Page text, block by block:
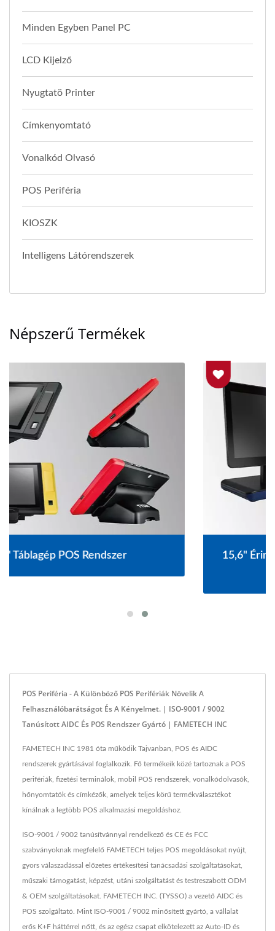
Minden Egyben Panel PC
LCD Kijelző
Nyugtatö Printer
Címkenyomtató
Vonalkód Olvasó
POS Periféria
KIOSZK
Intelligens Látórendszerek
Népszerű Termékek
15,6" Érintőképernyős Ventilátor Nélküli POS
POS Periféria - A Különböző POS Perifériák Növelik A
Felhasználóbarátságot És A Kényelmet. | ISO-9001 / 9002
Tanúsított AIDC És POS Rendszer Gyártó | FAMETECH INC
FAMETECH INC 1981 óta működik Tajvanban, POS és AIDC
rendszerek gyártásával foglalkozik. Fő termékeik közé tartoznak a POS
perifériák, fizetési terminálok, mobil POS rendszerek, vonalkódolvasók,
hőnyomtatók és címkézők, amelyek teljes körű termékválasztékot
kínálnak a legtöbb POS alkalmazási megoldáshoz.
ISO-9001 / 9002 tanúsítvánnyal rendelkező és CE és FCC
szabványoknak megfelelő FAMETECH teljes POS megoldásokat nyújt,
gyors válaszadással előzetes értékesítési tanácsadási szolgáltatásokat,
műszaki támogatást, képzést, utáni szolgáltatást és testreszabott ODM
& OEM szolgáltatásokat. FAMETECH INC. (TYSSO) a vezető AIDC és
POS szolgáltató. Mint ISO-9001 / 9002 minősített gyártó, a vállalat
erős K+F háttérrel nőtt, és az egész csapat elkötelezett az Auto-ID és